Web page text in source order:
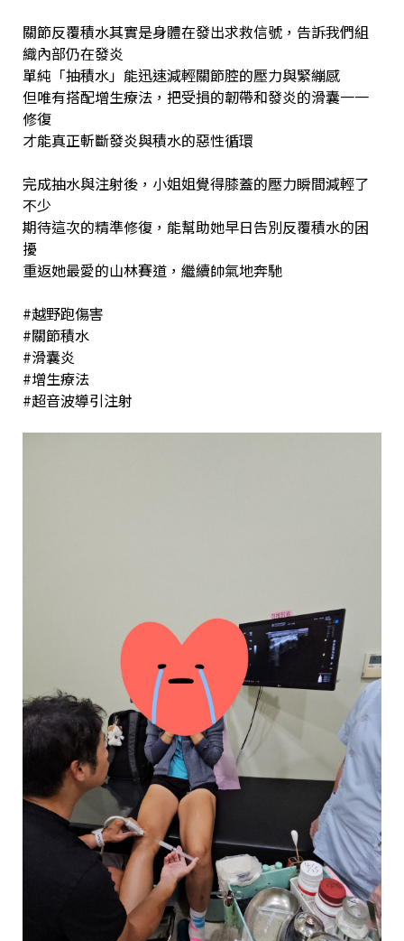
關節反覆積水其實是身體在發出求救信號，告訴我們組
織內部仍在發炎
單純「抽積水」能迅速減輕關節腔的壓力與緊繃感
但唯有搭配增生療法，把受損的韌帶和發炎的滑囊一一
修復
才能真正斬斷發炎與積水的惡性循環
完成抽水與注射後，小姐姐覺得膝蓋的壓力瞬間減輕了
不少
期待這次的精準修復，能幫助她早日告別反覆積水的困
擾
重返她最愛的山林賽道，繼續帥氣地奔馳
#越野跑傷害
#關節積水
#滑囊炎
#增生療法
#超音波導引注射